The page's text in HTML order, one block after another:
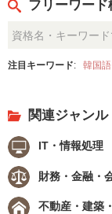
フリーワード
注目キーワード: 韓国語
関連ジャンル
IT・情報処理
財務・金融・
不動産・建築